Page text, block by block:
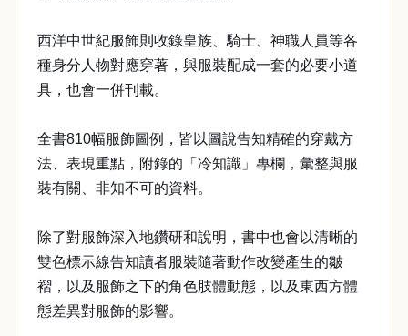
西洋中世紀服飾則收錄皇族、騎士、神職人員等各
種身分人物對應穿著，與服裝配成一套的必要小道
具，也會一併刊載。
全書810幅服飾圖例，皆以圖說告知精確的穿戴方
法、表現重點，附錄的「冷知識」專欄，彙整與服
裝有關、非知不可的資料。
除了對服飾深入地鑽研和說明，書中也會以清晰的
雙色標示線告知讀者服裝隨著動作改變產生的皺
褶，以及服飾之下的角色肢體動態，以及東西方體
態差異對服飾的影響。